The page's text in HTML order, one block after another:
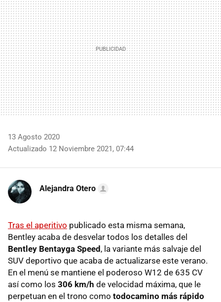
13 Agosto 2020
Actualizado 12 Noviembre 2021, 07:44
Alejandra Otero
Tras el aperitivo publicado esta misma semana,
Bentley acaba de desvelar todos los detalles del
Bentley Bentayga Speed, la variante más salvaje del
SUV deportivo que acaba de actualizarse este verano.
En el menú se mantiene el poderoso W12 de 635 CV
así como los 306 km/h de velocidad máxima, que le
perpetuan en el trono como todocamino más rápido